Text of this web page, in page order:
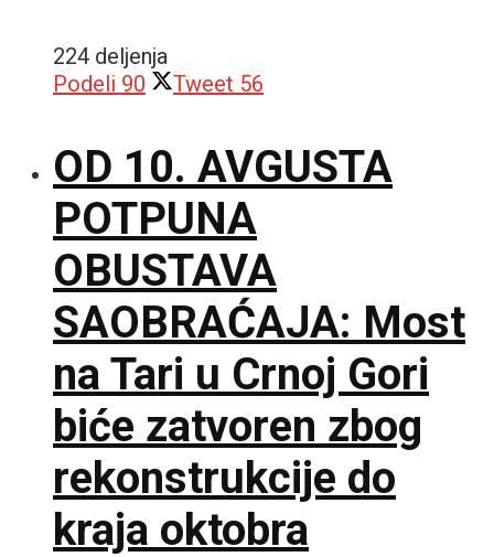
224 deljenja
Podeli 90 Tweet 56
OD 10. AVGUSTA
POTPUNA
OBUSTAVA
SAOBRAĆAJA: Most
na Tari u Crnoj Gori
biće zatvoren zbog
rekonstrukcije do
kraja oktobra